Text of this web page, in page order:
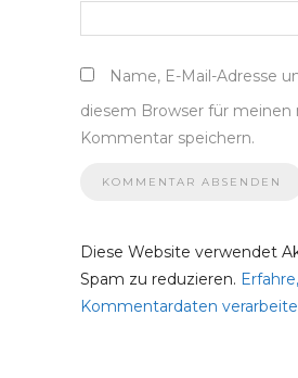
Name, E-Mail-Adresse
diesem Browser für meinen
Kommentar speichern.
Diese Website verwendet
Spam zu reduzieren.
Kommentardaten